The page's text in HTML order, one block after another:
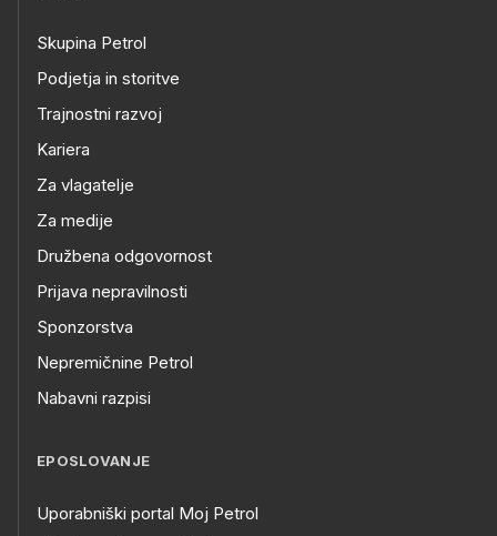
Skupina Petrol
Podjetja in storitve
Trajnostni razvoj
Kariera
Za vlagatelje
Za medije
Družbena odgovornost
Prijava nepravilnosti
Sponzorstva
Nepremičnine Petrol
Nabavni razpisi
EPOSLOVANJE
Uporabniški portal Moj Petrol